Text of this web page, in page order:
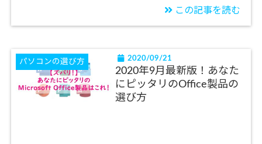
この記事を読む
パソコンの選び方 2020/09/21
2020年9月最新版！あなた
にピッタリのOffice製品の
選び方